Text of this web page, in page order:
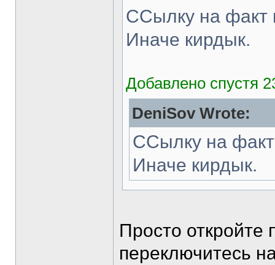
ССылку на факт
Иначе кирдык.
Добавлено спустя
DeniSov Wrote:
ССылку на
Иначе кирдык.
Просто
переключитесь